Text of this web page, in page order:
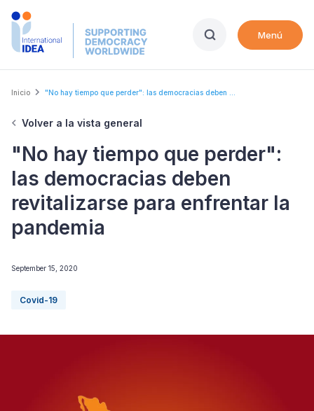
Skip
Menú
Breadcrumb
Inicio "No hay tiempo que perder": las democracias deben ...
Volver a la vista general
"No hay tiempo que perder":
las democracias deben
revitalizarse para enfrentar la
pandemia
September 15, 2020
Covid-19